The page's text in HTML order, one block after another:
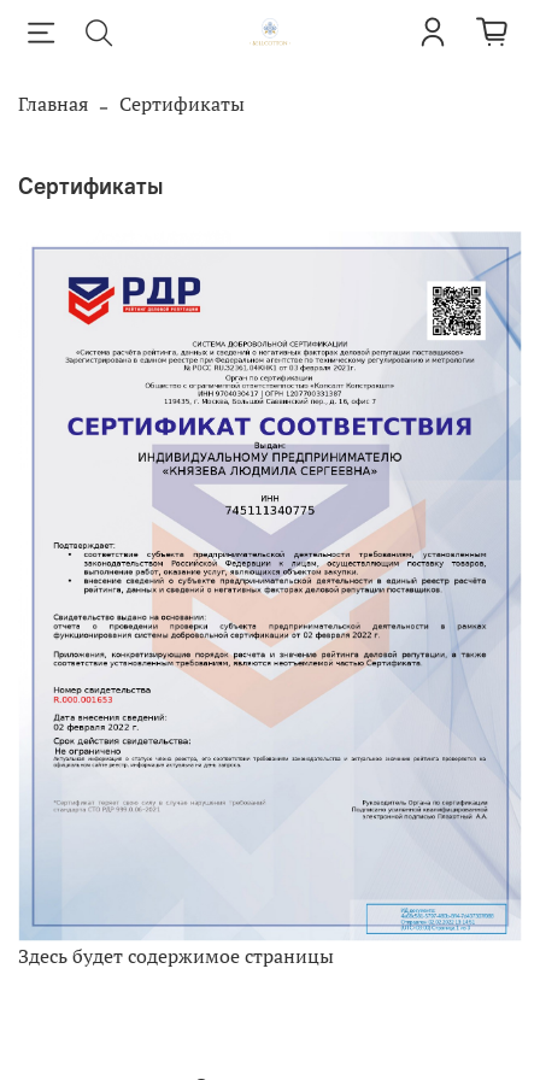
Главная Сертификаты
Сертификаты
Здесь будет содержимое страницы